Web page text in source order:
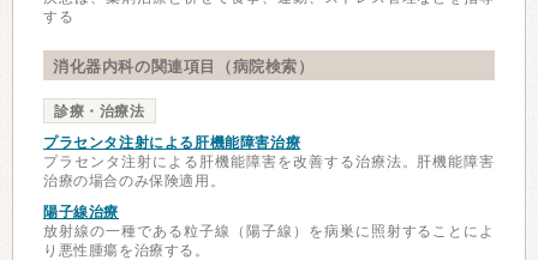
する
消化器内科の関連項目（病院検索）
診療・治療法
プラセンタ注射による肝機能障害治療
プラセンタ注射による肝機能障害を改善する治療法。肝機能障害
治療の場合のみ保険適用。
陽子線治療
放射線の一種である粒子線（陽子線）を病巣に照射することによ
り悪性腫瘍を治療する。